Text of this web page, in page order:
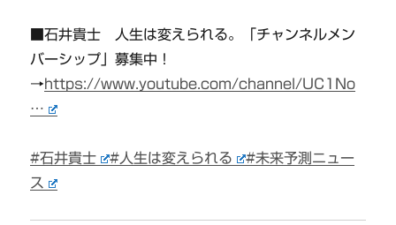
■石井貴士 人生は変えられる。「チャンネルメン
バーシップ」募集中！
→https://www.youtube.com/channel/UC1No
…
#石井貴士 #人生は変えられる
#未来予測ニュー
ス